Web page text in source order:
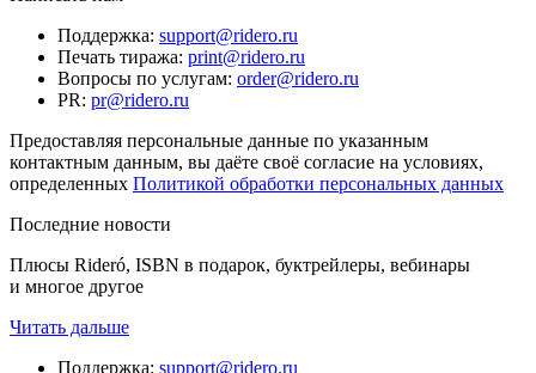
Поддержка: support@ridero.ru
Печать тиража: print@ridero.ru
Вопросы по услугам: order@ridero.ru
PR: pr@ridero.ru
Предоставляя персональные данные по указанным
контактным данным, вы даёте своё согласие на условиях,
определенных Политикой обработки персональных данных
Последние новости
Плюсы Rideró, ISBN в подарок, буктрейлеры, вебинары
и многое другое
Читать дальше
Поддержка: support@ridero.ru